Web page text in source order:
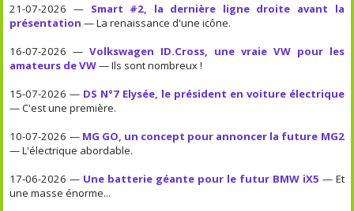
21-07-2026 — Smart #2, la dernière ligne droite avant la
présentation — La renaissance d'une icône.
16-07-2026 —Volkswagen ID.Cross, une vraie VW pour les
amateurs de VW— Ils sont nombreux !
15-07-2026 — DS N°7 Elysée, le président en voiture électrique
— C'est une première.
10-07-2026 — MG GO, un concept pour annoncer la future MG2
— L'électrique abordable.
17-06-2026 — Une batterie géante pour le futur BMW iX5 — Et
une masse énorme...